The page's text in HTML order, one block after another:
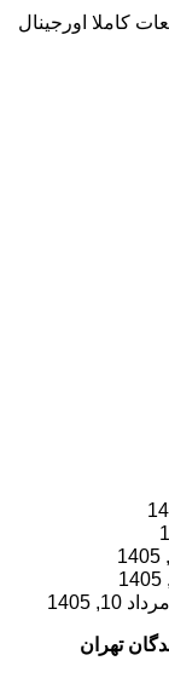
اورجینال